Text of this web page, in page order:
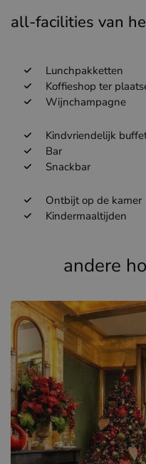
all-facilities van
Lunchpakketten
Koffieshop ter
Wijnchampagne
Kindvriendelijk
Bar
Snackbar
Ontbijt op de kamer
Kindermaaltijden
andere